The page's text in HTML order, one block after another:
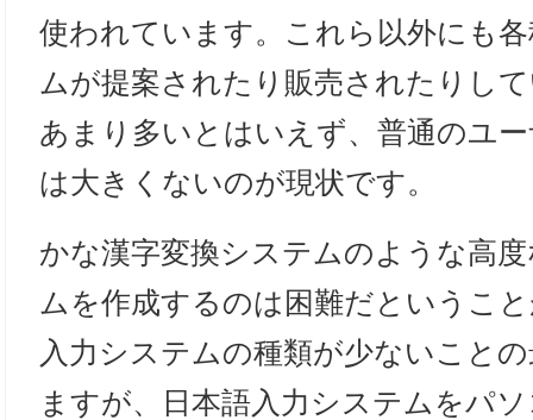
使われています。これら以外にも
ムが提案されたり販売されたりし
あまり多いとはいえず、普通のユ
は大きくないのが現状です。
かな漢字変換システムのような高
ムを作成するのは困難だというこ
入力システムの種類が少ないこと
ますが、日本語入力システムをパ